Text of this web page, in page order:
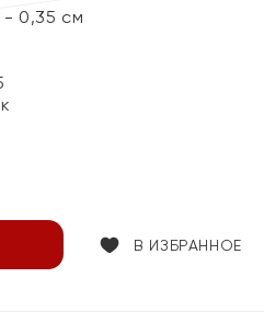
0,35 см
В ИЗБРАННОЕ